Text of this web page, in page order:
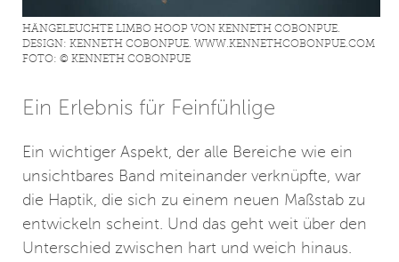
HÄNGELEUCHTE LIMBO HOOP VON KENNETH COBONPUE.
DESIGN: KENNETH COBONPUE. WWW.KENNETHCOBONPUE.COM
FOTO: © KENNETH COBONPUE
Ein Erlebnis für Feinfühlige
Ein wichtiger Aspekt, der alle Bereiche wie ein
unsichtbares Band miteinander verknüpfte, war
die Haptik, die sich zu einem neuen Maßstab zu
entwickeln scheint. Und das geht weit über den
Unterschied zwischen hart und weich hinaus.